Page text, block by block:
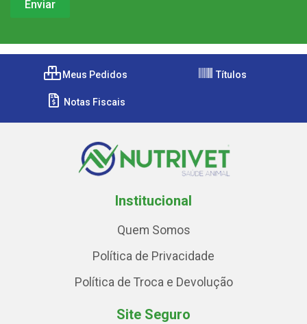
Meus Pedidos Títulos
Notas Fiscais
Institucional
Quem Somos
Política de Privacidade
Política de Troca e Devolução
Site Seguro